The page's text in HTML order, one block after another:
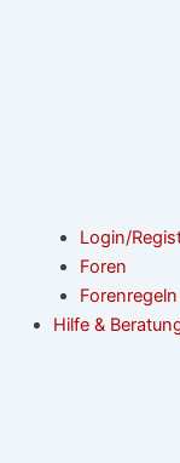
Login/
Foren
Forenregeln
Hilfe &